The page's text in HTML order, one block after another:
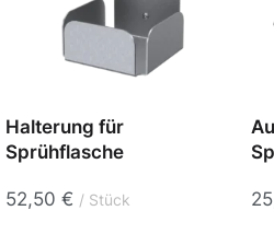
Halterung für
Sprühflasche
52,50 € Stück